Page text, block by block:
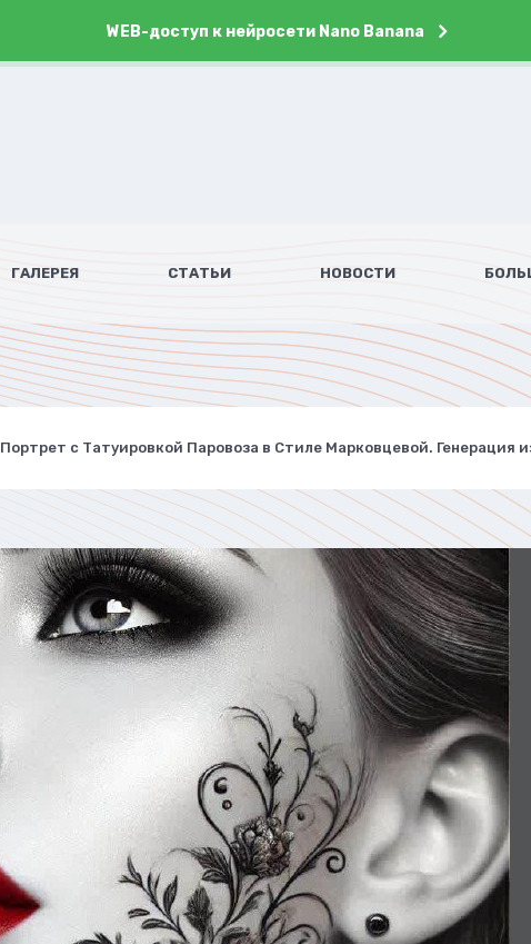
WEB-доступ к нейросети Nano Banana
ГАЛЕРЕЯ СТАТЬИ НОВОСТИ
Портрет с Татуировкой Паровоза в Стиле Марковцевой. Генерация